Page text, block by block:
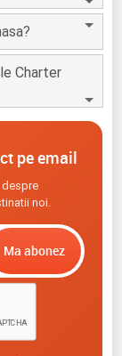
Charter
pe email
despre
noi.